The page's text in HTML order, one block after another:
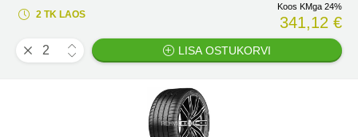
2 TK LAOS
Koos KMga 24%
341,12 €
LISA OSTUKORVI